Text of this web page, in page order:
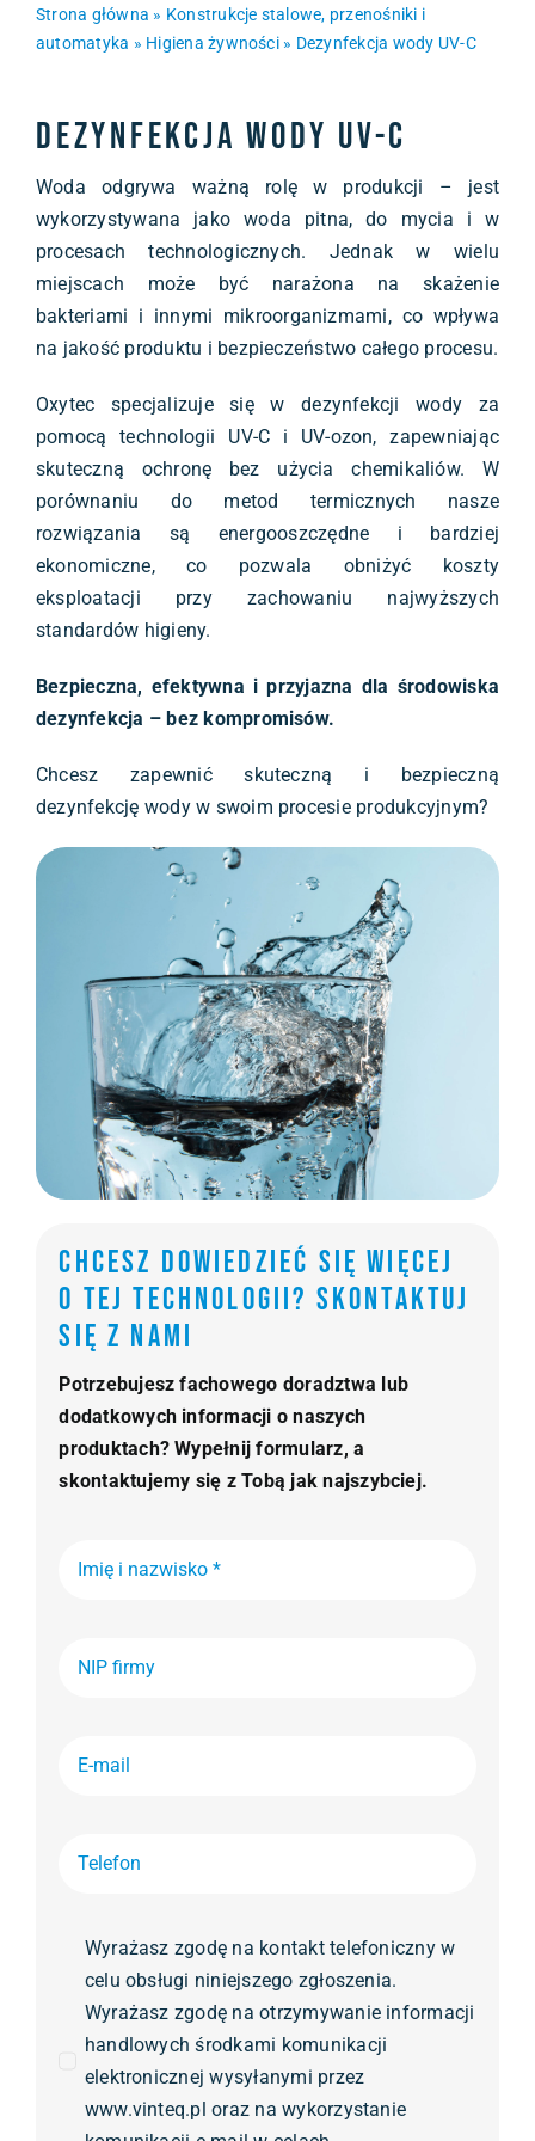
Strona główna » Konstrukcje stalowe, przenośniki i
automatyka » Higiena żywności» Dezynfekcja wody UV-C
Dezynfekcja wody UV-C
Woda odgrywa ważną rolę w produkcji – jest
wykorzystywana jako woda pitna, do mycia i w
procesach technologicznych. Jednak w wielu
miejscach może być narażona na skażenie
bakteriami i innymi mikroorganizmami, co wpływa
na jakość produktu i bezpieczeństwo całego procesu.
Oxytec specjalizuje się w dezynfekcji wody za
pomocą technologii UV-C i UV-ozon, zapewniając
skuteczną ochronę bez użycia chemikaliów. W
porównaniu do metod termicznych nasze
rozwiązania są energooszczędne i bardziej
ekonomiczne, co pozwala obniżyć koszty
eksploatacji przy zachowaniu najwyższych
standardów higieny.
Bezpieczna, efektywna i przyjazna dla środowiska
dezynfekcja – bez kompromisów.
Chcesz zapewnić skuteczną i bezpieczną
dezynfekcję wody w swoim procesie produkcyjnym?
Chcesz dowiedzieć się więcej
o tej technologii? Skontaktuj
się z nami
Potrzebujesz fachowego doradztwa lub
dodatkowych informacji o naszych
produktach? Wypełnij formularz, a
skontaktujemy się z Tobą jak najszybciej.
Wyrażasz zgodę na kontakt telefoniczny w
celu obsługi niniejszego zgłoszenia.
Wyrażasz zgodę na otrzymywanie informacji
handlowych środkami komunikacji
elektronicznej wysyłanymi przez
www.vinteq.pl oraz na wykorzystanie